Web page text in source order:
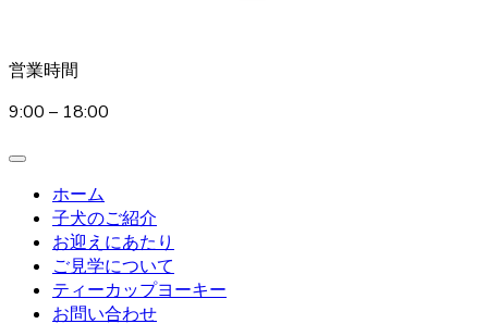
営業時間
9:00 – 18:00
ホーム
子犬のご紹介
お迎えにあたり
ご見学について
ティーカップヨーキー
お問い合わせ